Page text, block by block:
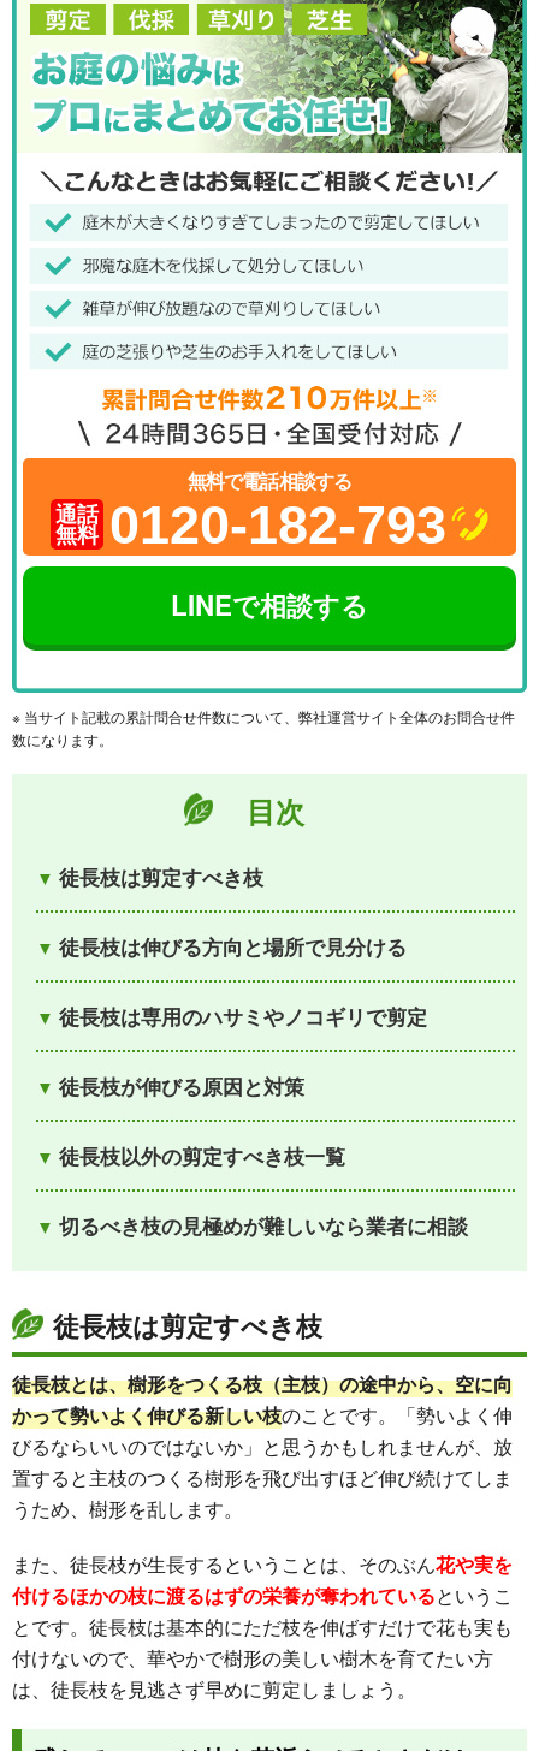
無料で電話相談する
通話
無料 0120-182-793
LINEで相談する
※ 当サイト記載の累計問合せ件数について、弊社運営サイト全体のお問合せ件
数になります。
目次
徒長枝は剪定すべき枝
徒長枝は伸びる方向と場所で見分ける
徒長枝は専用のハサミやノコギリで剪定
徒長枝が伸びる原因と対策
徒長枝以外の剪定すべき枝一覧
切るべき枝の見極めが難しいなら業者に相談
徒長枝は剪定すべき枝
徒長枝とは、樹形をつくる枝（主枝）の途中から、空に向
かって勢いよく伸びる新しい枝のことです。「勢いよく伸
びるならいいのではないか」と思うかもしれませんが、放
置すると主枝のつくる樹形を飛び出すほど伸び続けてしま
うため、樹形を乱します。
また、徒長枝が生長するということは、そのぶん花や実を
付けるほかの枝に渡るはずの栄養が奪われているというこ
とです。徒長枝は基本的にただ枝を伸ばすだけで花も実も
付けないので、華やかで樹形の美しい樹木を育てたい方
は、徒長枝を見逃さず早めに剪定しましょう。